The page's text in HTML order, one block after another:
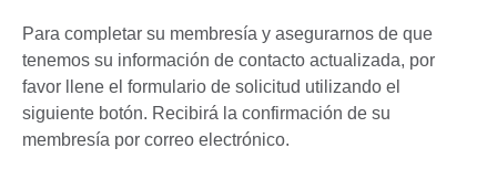
Para completar su membresía y asegurarnos de que
tenemos su información de contacto actualizada, por
favor llene el formulario de solicitud utilizando el
siguiente botón. Recibirá la confirmación de su
membresía por correo electrónico.